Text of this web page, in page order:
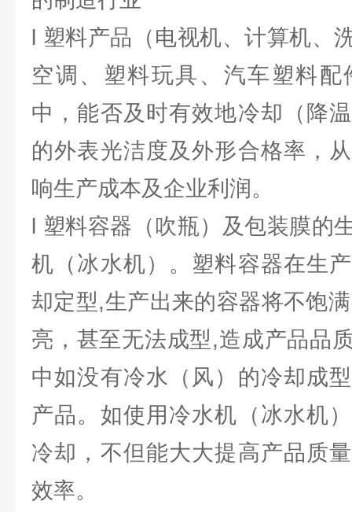
l 塑料产品（电视机、计算机、
空调、塑料玩具、汽车塑料
中，能否及时有效地冷却（降
的外表光洁度及外形合格率，
响生产成本及企业利润。
l 塑料容器（吹瓶）及包装膜的
机（冰水机）。塑料容器在生
却定型,生产出来的容器将不饱
亮，甚至无法成型,造成产品品
中如没有冷水（风）的冷却成
产品。如使用冷水机（冰水机
冷却，不但能大大提高产品质
效率。